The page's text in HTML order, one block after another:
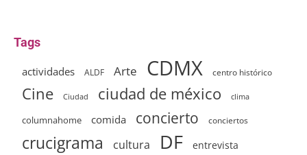
Tags
actividades ALDF Arte CDMX centro histórico
Cine Ciudad ciudad de méxico clima
columnahome comida concierto conciertos
crucigrama cultura DF entrevista